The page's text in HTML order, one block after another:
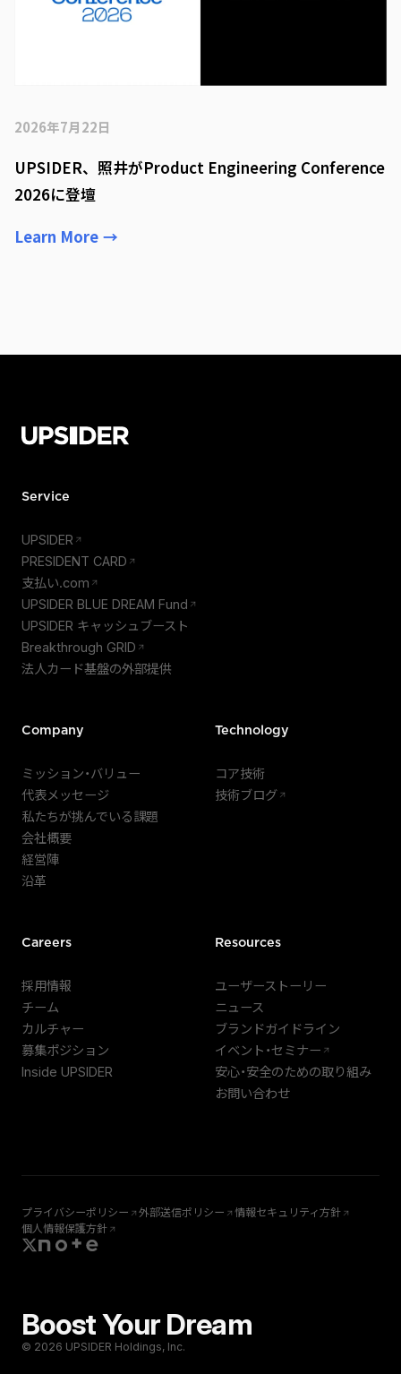
2026年7月22日
UPSIDER、照井がProduct Engineering Conference
2026に登壇
Learn More →
Service
UPSIDER
PRESIDENT CARD
支払い.com
UPSIDER BLUE DREAM Fund
UPSIDER キャッシュブースト
Breakthrough GRID
法人カード基盤の外部提供
Company
ミッション・バリュー
代表メッセージ
私たちが挑んでいる課題
会社概要
経営陣
沿革
Technology
コア技術
技術ブログ
Careers
採用情報
チーム
カルチャー
募集ポジション
Inside UPSIDER
Resources
ユーザーストーリー
ニュース
ブランドガイドライン
イベント・セミナー
安心・安全のための取り組み
お問い合わせ
プライバシーポリシー 外部送信ポリシー
情報セキュリティ方針
個人情報保護方針
Boost Your Dream
© 2026 UPSIDER Holdings, Inc.